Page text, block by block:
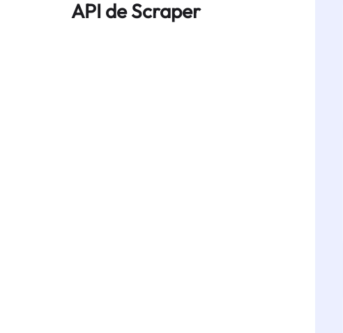
API de Scraper